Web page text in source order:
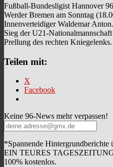
Fußball-Bundesligist Hannover
Werder Bremen am Sonntag
Innenverteidiger Waldemar
Sieg der U21-
Prellung des rechten Kniegelenks.
Teilen mit:
X
Facebook
Keine 96-News mehr verpassen!
*Spannende
EIN TEURES
100% kostenlos.